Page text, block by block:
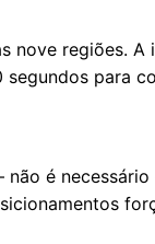
regiões.
para
é